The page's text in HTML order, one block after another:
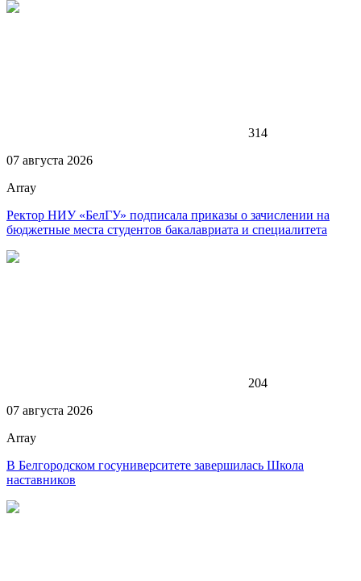
314
07 августа 2026
Array
Ректор НИУ «БелГУ» подписала приказы о зачислении на
бюджетные места студентов бакалавриата и специалитета
204
07 августа 2026
Array
В Белгородском госуниверситете завершилась Школа
наставников